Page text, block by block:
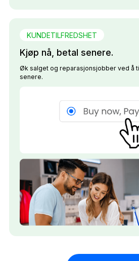
KUNDETILFREDSHET
Kjøp nå, betal senere.
Øk salget og reparasjonsjobber ved å
senere.